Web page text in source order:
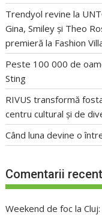
Trendyol revine la
Gina, Smiley și Theo
premieră la Fashion
Peste 100 000 de
Sting
RIVUS transformă
centru cultural și de
Când luna devine o
Comentarii
Weekend de foc la